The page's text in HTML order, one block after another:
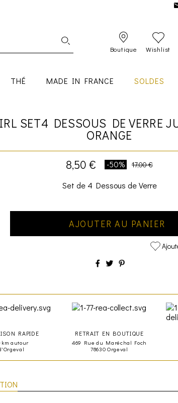
Boutique Wishlist
THÉ MADE IN FRANCE SOLDES
SET4 DESSOUS DE VERRE
ORANGE
8,50 € -50% 17,00 €
Set de 4 Dessous de Verre
AJOUTER AU PANIER
RAPIDE
km autour
RETRAIT EN BOUTIQUE
469 Rue du Maréchal Foch
78630 Orgeval